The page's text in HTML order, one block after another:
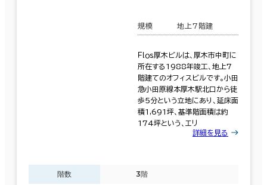
規模 地上7階建
Ｆｌｏｓ厚木ビルは、厚木市中町に
所在する1988年竣工、地上7
階建てのオフィスビルです。小田
急小田原線本厚木駅北口から徒
歩5分という立地にあり、延床面
積1,691坪、基準階面積は約
174坪という、エリ
詳細を見る
階数 3階